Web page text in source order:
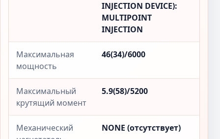
INJECTION DEVICE):
MULTIPOINT
INJECTION
Максимальная
мощность
46(34)/6000
Максимальный
крутящий момент
5.9(58)/5200
Механический
NONE (отсутствует)